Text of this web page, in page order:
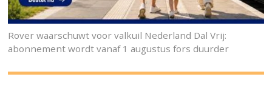
Rover waarschuwt voor valkuil Nederland Dal Vrij:
abonnement wordt vanaf 1 augustus fors duurder